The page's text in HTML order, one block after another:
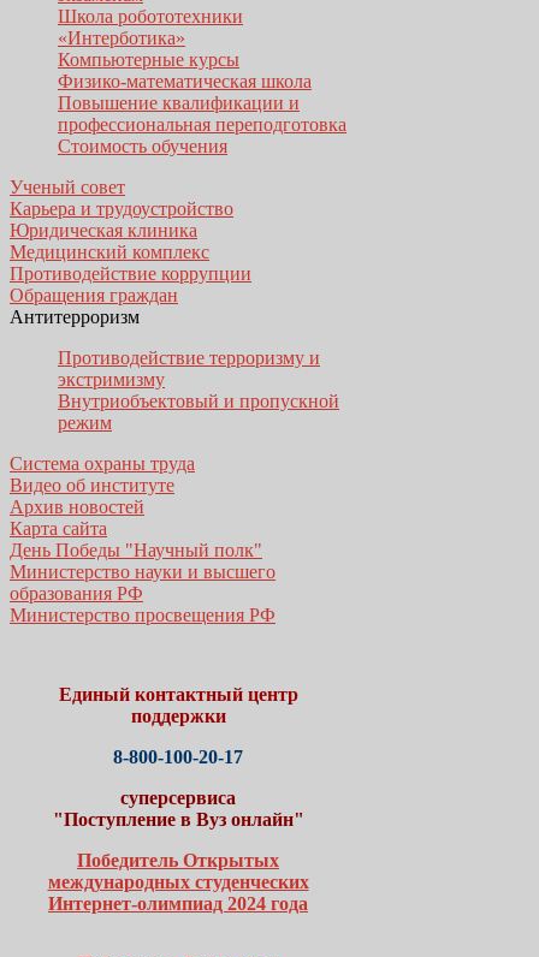
Школа робототехники
«Интерботика»
Компьютерные курсы
Физико-математическая школа
Повышение квалификации и
профессиональная переподготовка
Стоимость обучения
Ученый совет
Карьера и трудоустройство
Юридическая клиника
Медицинский комплекс
Противодействие коррупции
Обращения граждан
Антитерроризм
Противодействие терроризму и
экстримизму
Внутриобъектовый и пропускной
режим
Система охраны труда
Видео об институте
Архив новостей
Карта сайта
День Победы "Научный полк"
Министерство науки и высшего
образования РФ
Министерство просвещения РФ
Единый контактный центр
поддержки
8-800-100-20-17
суперсервиса
"Поступление в Вуз онлайн"
Победитель Открытых
международных студенческих
Интернет-олимпиад 2024 года